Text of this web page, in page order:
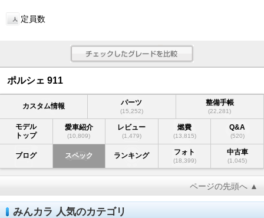
定員数
ポルシェ 911
カスタム情報 パーツ
(15,252)
整備手帳
(22,281)
モデル
トップ
愛車紹介
(10,809)
レビュー
(1,479)
燃費
(13,815)
Q&A
(520)
ブログ スペック ランキング フォト
(18,399)
中古車
(1,045)
ページの先頭へ ▲
みんカラ 人気のカテゴリ